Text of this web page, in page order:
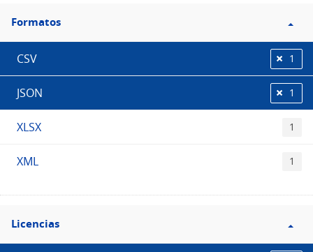
Filtro
Formatos
Formatos
CSV 1
JSON 1
XLSX 1
XML 1
Filtro
Licencias
Licencias